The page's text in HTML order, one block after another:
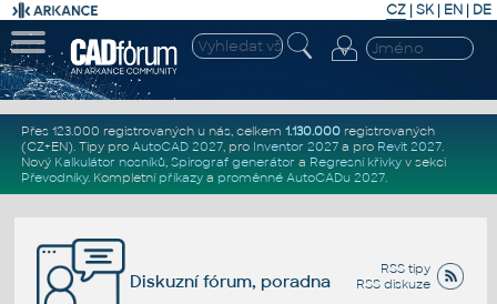
CZ | SK| EN | DE
Přes 123.000 registrovaných u nás, celkem 1.130.000registrovaných
(CZ+EN). Tipy pro AutoCAD 2027, pro Inventor 2027a pro Revit 2027.
Nový Kalkulátor nosníků, Spirograf generátor a Regresní křivkyv sekci
Převodníky. Kompletní příkazya proměnné AutoCADu 2027.
RSS tipy
RSS diskuze
Diskuzní fórum, poradna